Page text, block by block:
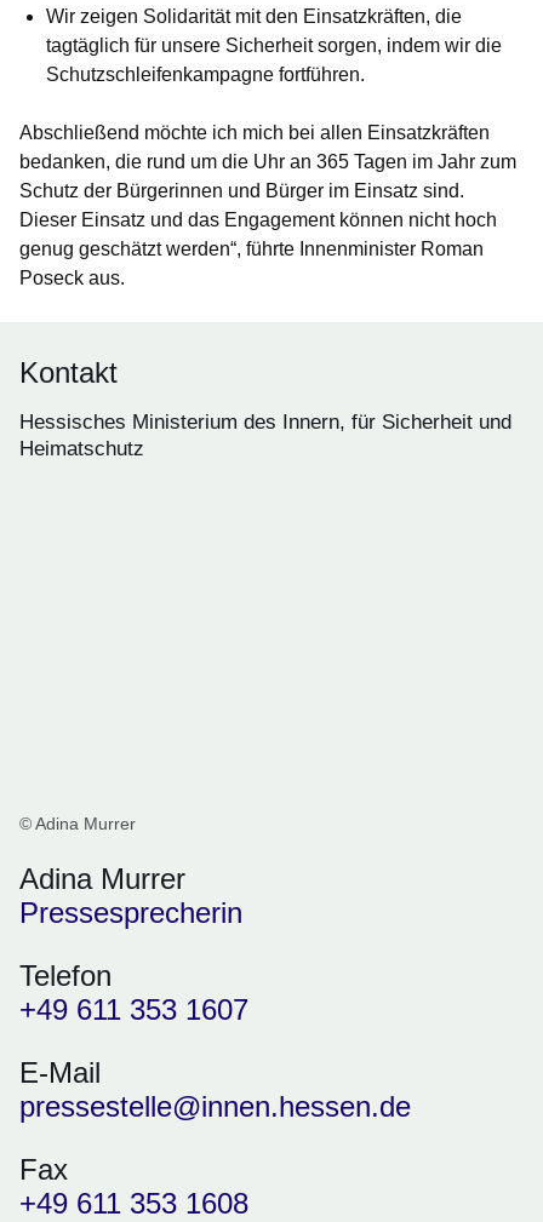
Wir zeigen Solidarität mit den Einsatzkräften, die
tagtäglich für unsere Sicherheit sorgen, indem wir die
Schutzschleifenkampagne fortführen.
Abschließend möchte ich mich bei allen Einsatzkräften
bedanken, die rund um die Uhr an 365 Tagen im Jahr zum
Schutz der Bürgerinnen und Bürger im Einsatz sind.
Dieser Einsatz und das Engagement können nicht hoch
genug geschätzt werden“, führte Innenminister Roman
Poseck aus.
Kontakt
Hessisches Ministerium des Innern, für Sicherheit und
Heimatschutz
© Adina Murrer
Adina Murrer
Pressesprecherin
Telefon
+49 611 353 1607
E-Mail
pressestelle@innen.hessen.de
Fax
+49 611 353 1608